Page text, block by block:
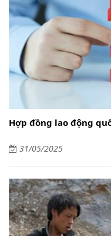
Hợp đồng lao động
31/05/2025